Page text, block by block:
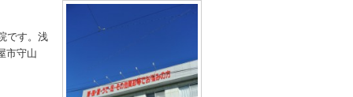
です。浅
市守山